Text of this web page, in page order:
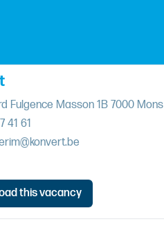
Fulgence Masson 1B 7000 Mons
41 61
this vacancy